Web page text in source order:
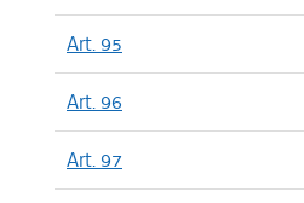
Art. 95
Art. 96
Art. 97